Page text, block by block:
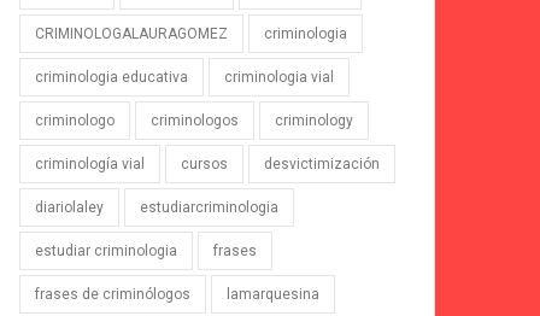
CRIMINOLOGALAURAGOMEZ criminologia
criminologia educativa criminologia vial
criminologo criminologos criminology
criminología vial cursos desvictimización
diariolaley estudiarcriminologia
estudiar criminologia frases
frases de criminólogos lamarquesina